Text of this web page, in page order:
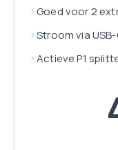
Goed voor 2
Stroom via USB-
Actieve P1